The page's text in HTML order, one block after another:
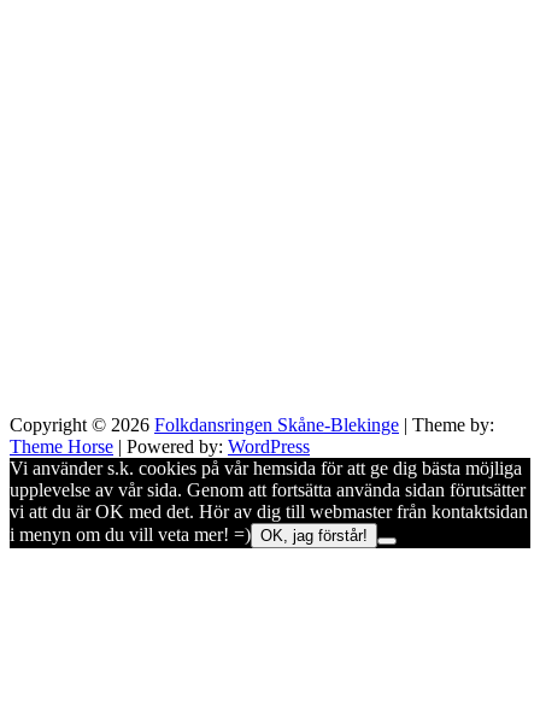
Copyright © 2026 Folkdansringen Skåne-Blekinge | Theme by:
Theme Horse | Powered by: WordPress
Vi använder s.k. cookies på vår hemsida för att ge dig bästa möjliga
upplevelse av vår sida. Genom att fortsätta använda sidan förutsätter
vi att du är OK med det. Hör av dig till webmaster från kontaktsidan
i menyn om du vill veta mer! =) OK, jag förstår!